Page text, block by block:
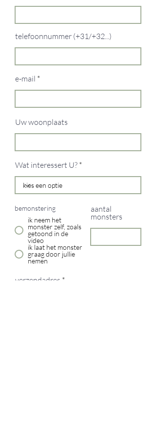
telefoonnummer (+31/+32...)
e-mail
Uw woonplaats
Wat interessert U?
bemonstering
ik neem het
monster zelf, zoals
getoond in de
video
ik laat het monster
graag door jullie
nemen
aantal
monsters
verzendadres